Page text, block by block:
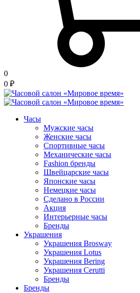
0
0 ₽
Часы
Мужские часы
Женские часы
Спортивные часы
Механические часы
Fashion бренды
Швейцарские часы
Японские часы
Немецкие часы
Сделано в России
Акция
Интерьерные часы
Бренды
Украшения
Украшения Brosway
Украшения Lotus
Украшения Bering
Украшения Cerutti
Бренды
Бренды